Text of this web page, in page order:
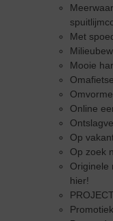
Met
Mooie
Online
Op
Op zoek
Originele
hier!